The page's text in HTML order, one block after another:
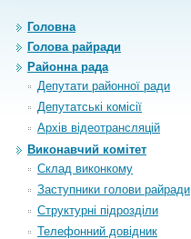
Головна
Голова райради
Районна рада
Депутати районної ради
Депутатські комісії
Архiв вiдеотрансляцiй
Виконавчий комітет
Склад виконкому
Заступники голови райради
Структурні підрозділи
Телефонний довідник